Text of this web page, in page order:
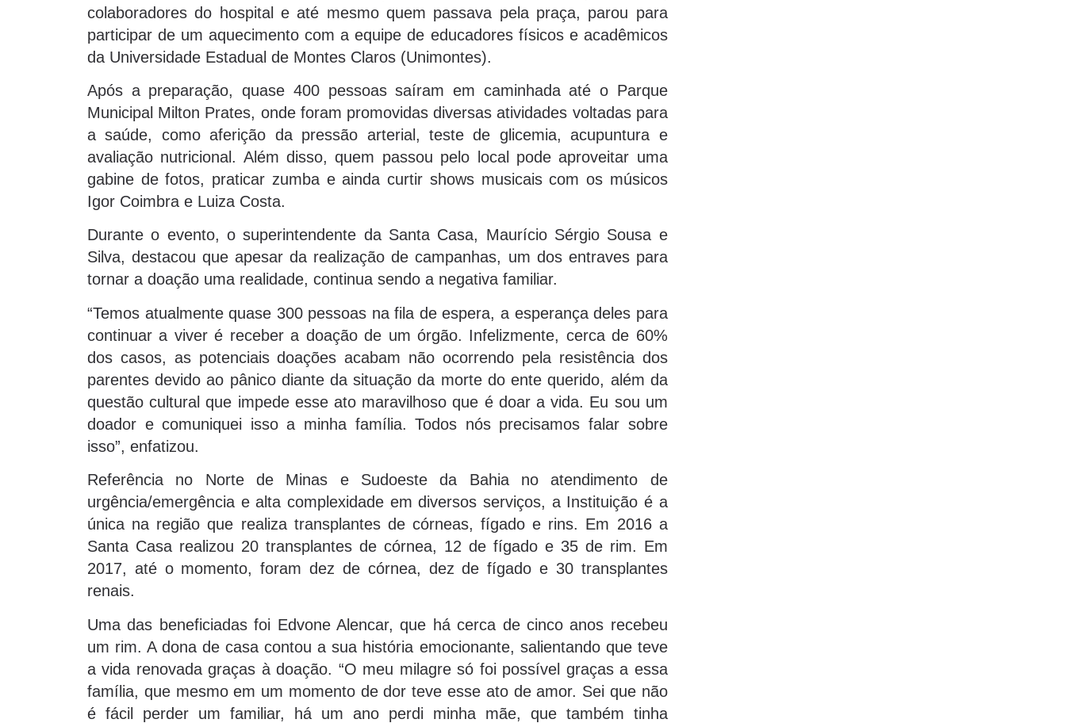
colaboradores do hospital e até mesmo quem passava pela praça, parou para
participar de um aquecimento com a equipe de educadores físicos e acadêmicos
da Universidade Estadual de Montes Claros (Unimontes).
Após a preparação, quase 400 pessoas saíram em caminhada até o Parque
Municipal Milton Prates, onde foram promovidas diversas atividades voltadas para
a saúde, como aferição da pressão arterial, teste de glicemia, acupuntura e
avaliação nutricional. Além disso, quem passou pelo local pode aproveitar uma
gabine de fotos, praticar zumba e ainda curtir shows musicais com os músicos
Igor Coimbra e Luiza Costa.
Durante o evento, o superintendente da Santa Casa, Maurício Sérgio Sousa e
Silva, destacou que apesar da realização de campanhas, um dos entraves para
tornar a doação uma realidade, continua sendo a negativa familiar.
“Temos atualmente quase 300 pessoas na fila de espera, a esperança deles para
continuar a viver é receber a doação de um órgão. Infelizmente, cerca de 60%
dos casos, as potenciais doações acabam não ocorrendo pela resistência dos
parentes devido ao pânico diante da situação da morte do ente querido, além da
questão cultural que impede esse ato maravilhoso que é doar a vida. Eu sou um
doador e comuniquei isso a minha família. Todos nós precisamos falar sobre
isso”, enfatizou.
Referência no Norte de Minas e Sudoeste da Bahia no atendimento de
urgência/emergência e alta complexidade em diversos serviços, a Instituição é a
única na região que realiza transplantes de córneas, fígado e rins. Em 2016 a
Santa Casa realizou 20 transplantes de córnea, 12 de fígado e 35 de rim. Em
2017, até o momento, foram dez de córnea, dez de fígado e 30 transplantes
renais.
Uma das beneficiadas foi Edvone Alencar, que há cerca de cinco anos recebeu
um rim. A dona de casa contou a sua história emocionante, salientando que teve
a vida renovada graças à doação. “O meu milagre só foi possível graças a essa
família, que mesmo em um momento de dor teve esse ato de amor. Sei que não
é fácil perder um familiar, há um ano perdi minha mãe, que também tinha